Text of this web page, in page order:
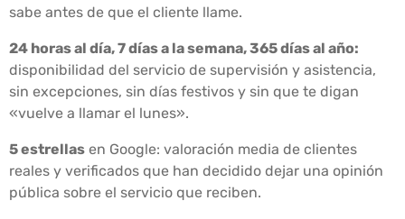
sabe antes de que el cliente llame.
24 horas al día, 7 días a la semana, 365 días al año:
disponibilidad del servicio de supervisión y asistencia,
sin excepciones, sin días festivos y sin que te digan
«vuelve a llamar el lunes».
5 estrellas en Google: valoración media de clientes
reales y verificados que han decidido dejar una opinión
pública sobre el servicio que reciben.